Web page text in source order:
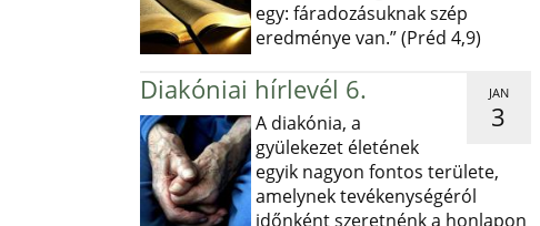
egy: fáradozásuknak szép
eredménye van.” (Préd 4,9)
JAN
3
Diakóniai hírlevél 6.
A diakónia, a
gyülekezet életének
egyik nagyon fontos területe,
amelynek tevékenységéról
időnként szeretnénk a honlapon